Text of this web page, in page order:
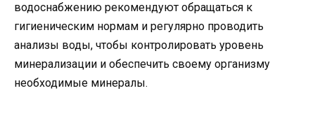
водоснабжению рекомендуют обращаться к
гигиеническим нормам и регулярно проводить
анализы воды, чтобы контролировать уровень
минерализации и обеспечить своему организму
необходимые минералы.